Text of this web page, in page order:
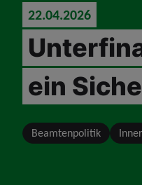
22.04.2026
ein
Beamtenpolitik